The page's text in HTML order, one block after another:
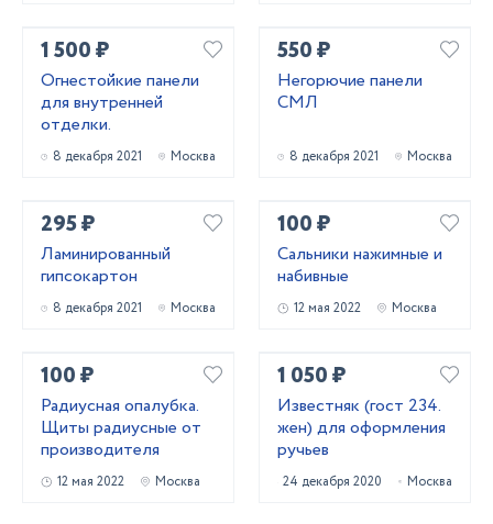
1 500 ₽
Огнестойкие панели
для внутренней
отделки.
8 декабря 2021 Москва
550 ₽
Негорючие панели
СМЛ
8 декабря 2021 Москва
295 ₽
Ламинированный
гипсокартон
8 декабря 2021 Москва
100 ₽
Сальники нажимные и
набивные
12 мая 2022 Москва
100 ₽
Радиусная опалубка.
Щиты радиусные от
производителя
12 мая 2022 Москва
1 050 ₽
Известняк (гост 234.
жен) для оформления
ручьев
24 декабря 2020 Москва